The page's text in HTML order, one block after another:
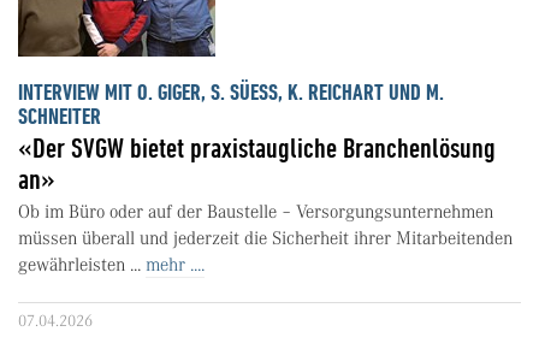
INTERVIEW MIT O. GIGER, S. SÜESS, K. REICHART UND M.
SCHNEITER
«Der SVGW bietet praxistaugliche Branchenlösung
an»
Ob im Büro oder auf der Baustelle – Versorgungsunternehmen
müssen überall und jederzeit die Sicherheit ihrer Mitarbeitenden
gewährleisten ... mehr ....
07.04.2026